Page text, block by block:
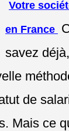
Votre
en France
savez
de
Mais ce